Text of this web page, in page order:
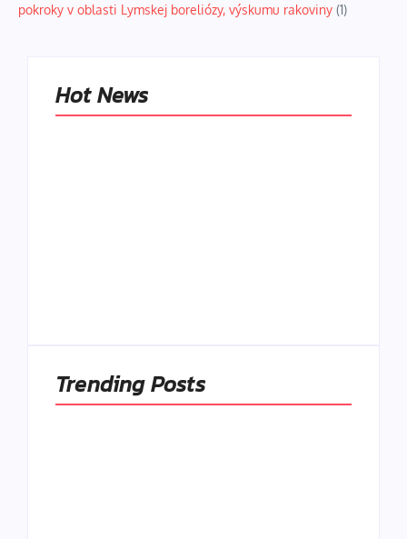
pokroky v oblasti Lymskej boreliózy, výskumu rakoviny (1)
Hot News
Trending Posts